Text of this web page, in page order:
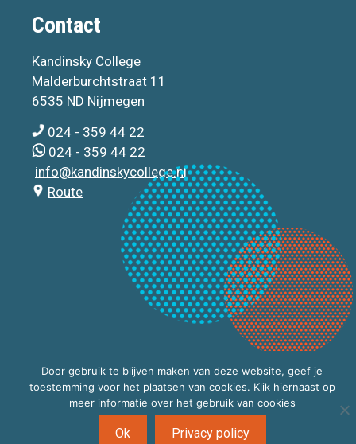
Contact
Kandinsky College
Malderburchtstraat 11
6535 ND Nijmegen
024 - 359 44 22
024 - 359 44 22
info@kandinskycollege.nl
Route
Door gebruik te blijven maken van deze website, geef je
toestemming voor het plaatsen van cookies. Klik hiernaast op
meer informatie over het gebruik van cookies
Ok Privacy policy